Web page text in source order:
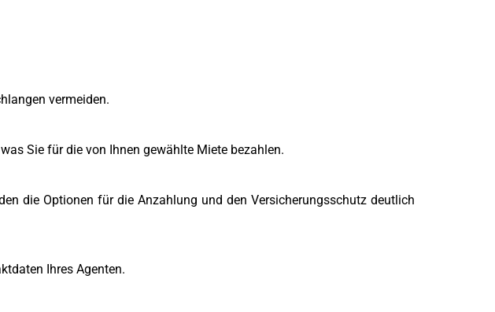
vermeiden.
Sie für die von Ihnen gewählte Miete bezahlen.
die Optionen für die Anzahlung und den Versicherungsschutz deutlich
Ihres Agenten.